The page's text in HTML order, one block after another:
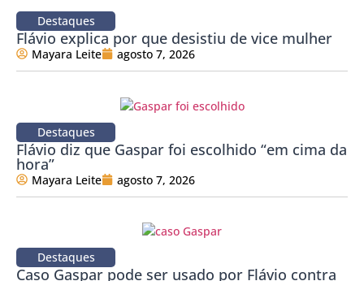
Destaques
Flávio explica por que desistiu de vice mulher
Mayara Leite agosto 7, 2026
Destaques
Flávio diz que Gaspar foi escolhido “em cima da
hora”
Mayara Leite agosto 7, 2026
Destaques
Caso Gaspar pode ser usado por Flávio contra